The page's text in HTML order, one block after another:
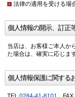
法律の適用を受ける場
個人情報の開示、訂正
当店は、お客様ご本人か
た場合は、確実に応じます
個人情報保護に関する